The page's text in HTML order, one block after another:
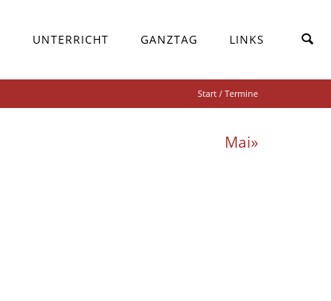
UNTERRICHT GANZTAG LINKS
Start / Termine
Mai»